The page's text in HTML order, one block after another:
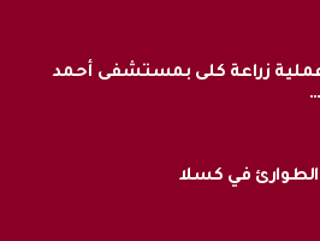
عملية زراعة كلى بمستشفى أحمد
الطوارئ في كسلا